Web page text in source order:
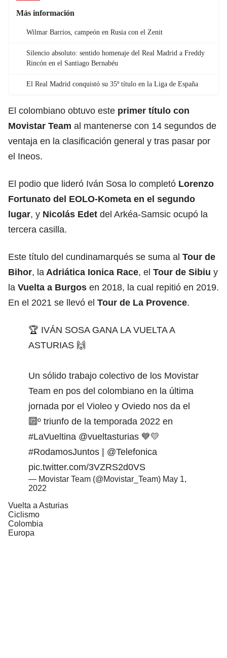
Más información
Wilmar Barrios, campeón en Rusia con el Zenit
Silencio absoluto: sentido homenaje del Real Madrid a Freddy
Rincón en el Santiago Bernabéu
El Real Madrid conquistó su 35º título en la Liga de España
El colombiano obtuvo este primer título con
Movistar Team al mantenerse con 14 segundos de
ventaja en la clasificación general y tras pasar por
el Ineos.
El podio que lideró Iván Sosa lo completó Lorenzo
Fortunato del EOLO-Kometa en el segundo
lugar, y Nicolás Edet del Arkéa-Samsic ocupó la
tercera casilla.
Este título del cundinamarqués se suma al Tour de
Bihor, la Adriática Ionica Race, el Tour de Sibiu y
la Vuelta a Burgos en 2018, la cual repitió en 2019.
En el 2021 se llevó el Tour de La Provence.
🏆 IVÁN SOSA GANA LA VUELTA A
ASTURIAS 🙌
Un sólido trabajo colectivo de los Movistar
Team en pos del colombiano en la última
jornada por el Violeo y Oviedo nos da el
🔟º triunfo de la temporada 2022 en
#LaVueltina @vueltasturias 💙💛
#RodamosJuntos | @Telefonica
pic.twitter.com/3VZRS2d0VS
— Movistar Team (@Movistar_Team) May 1,
2022
Vuelta a Asturias
Ciclismo
Colombia
Europa